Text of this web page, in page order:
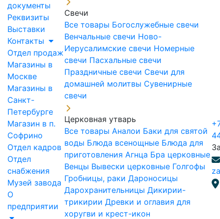
документы
Реквизиты
Выставки
Контакты
Отдел продаж
Магазины в
Москве
Магазины в
Санкт-
Петербурге
Магазин в п.
Софрино
Отдел кадров
Отдел
снабжения
Музей завода
О
предприятии
Свечи
Все товары Богослужебные свечи
Венчальные свечи Ново-
Иерусалимские свечи Номерные
свечи Пасхальные свечи
Праздничные свечи Свечи для
домашней молитвы Сувенирные
свечи
Церковная утварь
Все товары Аналои Баки для святой
воды Блюда всенощные Блюда для
приготовления Агнца Бра церковные
Венцы Вывески церковные Голгофы
Гробницы, раки Дароносицы
Дарохранительницы Дикирии-
трикирии Древки и оглавия для
хоругви и крест-икон